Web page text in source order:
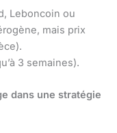
Leboncoin ou
mais prix
3 semaines).
dans une stratégie